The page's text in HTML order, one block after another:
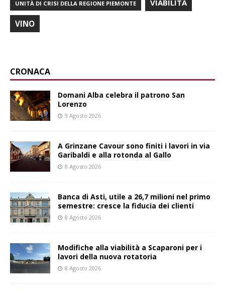
UNITÀ DI CRISI DELLA REGIONE PIEMONTE VIABILITÀ
VINO
CRONACA
Domani Alba celebra il patrono San
Lorenzo
9 Agosto 2026
A Grinzane Cavour sono finiti i lavori in via
Garibaldi e alla rotonda al Gallo
8 Agosto 2026
Banca di Asti, utile a 26,7 milioni nel primo
semestre: cresce la fiducia dei clienti
8 Agosto 2026
Modifiche alla viabilità a Scaparoni per i
lavori della nuova rotatoria
8 Agosto 2026